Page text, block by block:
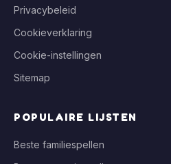
Privacybeleid
Cookieverklaring
Cookie-instellingen
Sitemap
POPULAIRE LIJSTEN
Beste familiespellen